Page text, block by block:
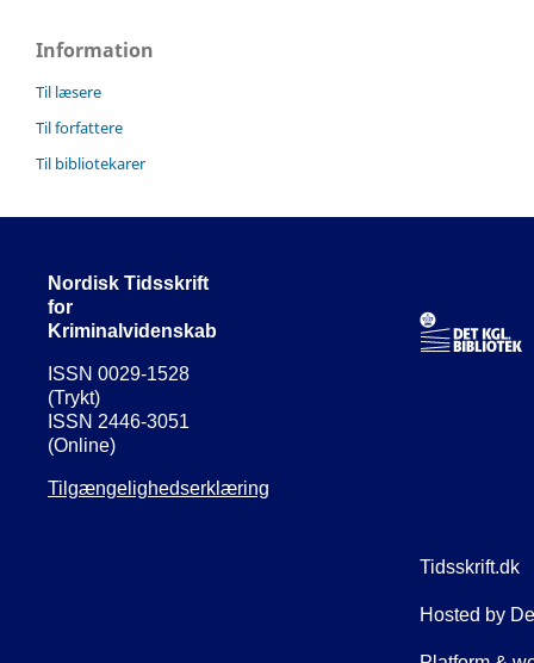
Information
Til læsere
Til forfattere
Til bibliotekarer
Nordisk Tidsskrift
for
Kriminalvidenskab
ISSN 0029-1528
(Trykt)
ISSN 2446-3051
(Online)
Tilgængelighedserklæring